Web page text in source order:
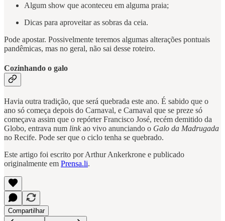
Algum show que aconteceu em alguma praia;
Dicas para aproveitar as sobras da ceia.
Pode apostar. Possivelmente teremos algumas alterações pontuais
pandêmicas, mas no geral, não sai desse roteiro.
Cozinhando o galo
Havia outra tradição, que será quebrada este ano. É sabido que o
ano só começa depois do Carnaval, e Carnaval que se preze só
começava assim que o repórter Francisco José, recém demitido da
Globo, entrava num link ao vivo anunciando o Galo da Madrugada
no Recife. Pode ser que o ciclo tenha se quebrado.
Este artigo foi escrito por Arthur Ankerkrone e publicado
originalmente em Prensa.li.
Compartilhar